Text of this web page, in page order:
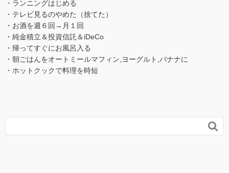
・ランニングはじめる
・テレビ見るのやめた（捨てた）
・お酒を週６回→月１回
・純金積立＆投資信託＆iDeCo
・帰ってすぐにお風呂入る
・朝ごはんをオートミールマフィン,ヨーグルト,バナナに
・ホットクックで料理を時短
